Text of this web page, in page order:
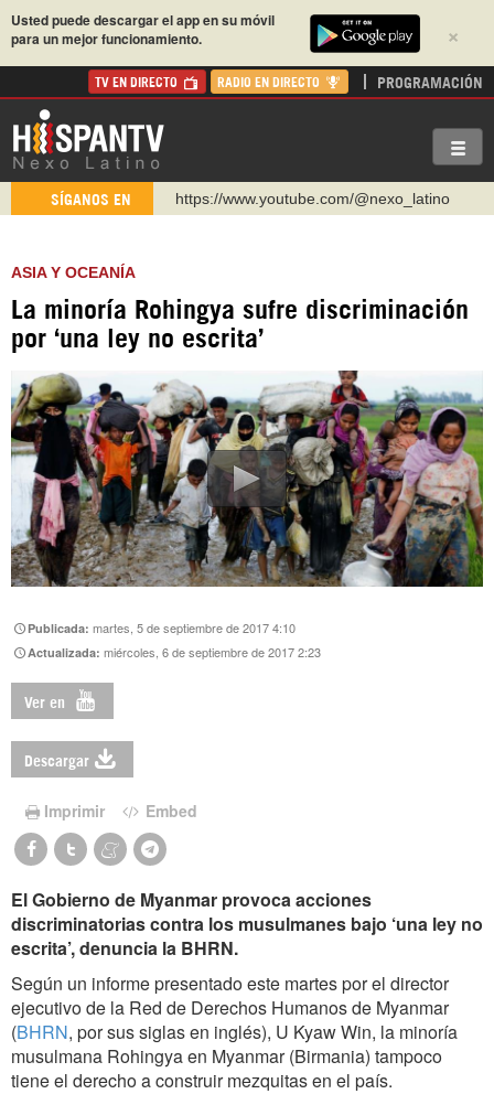
×
Usted puede descargar el app en su móvil
para un mejor funcionamiento.
TV EN DIRECTO RADIO EN DIRECTO PROGRAMACIÓN
SÍGANOS EN
https://www.youtube.com/@nexo_latino
https://urmedium.com/c/hispantv
WhatsApp y Viber: +98 921 79 29 404
https://www.facebook.com/Nexolatino.Canal
ASIA Y OCEANÍA
La minoría Rohingya sufre discriminación
por ‘una ley no escrita’
Publicada:martes, 5 de septiembre de 2017 4:10
Actualizada:miércoles, 6 de septiembre de 2017 2:23
Ver en
Descargar
Imprimir Embed
El Gobierno de Myanmar provoca acciones
discriminatorias contra los musulmanes bajo ‘una ley no
escrita’, denuncia la BHRN.
Según un informe presentado este martes por el director
ejecutivo de la Red de Derechos Humanos de Myanmar
(BHRN, por sus siglas en inglés), U Kyaw Win, la minoría
musulmana Rohingya en Myanmar (Birmania) tampoco
tiene el derecho a construir mezquitas en el país.